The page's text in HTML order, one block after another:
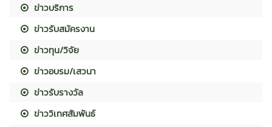
ข่าวบริการ
ข่าวรับสมัครงาน
ข่าวทุน/วิจัย
ข่าวอบรม/เสวนา
ข่าวรับรางวัล
ข่าววิเทศสัมพันธ์